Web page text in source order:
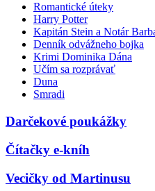
Romantické úteky
Harry Potter
Kapitán Stein a Notár
Denník odvážneho bojka
Krimi Dominika Dána
Učím sa rozprávať
Duna
Smradi
Darčekové poukážky
Čítačky e-kníh
Vecičky od Martinusu